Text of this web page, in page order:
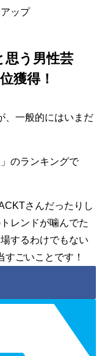
ップ
思う男性芸
獲得！
、一般的にはいまだ
のランキングで
さんだったりし
レンドが噛んでた
するわけでもない
ごいことです！